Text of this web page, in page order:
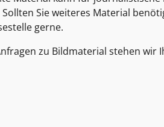
Sie weiteres Material
gerne.
zu Bildmaterial stehen wir